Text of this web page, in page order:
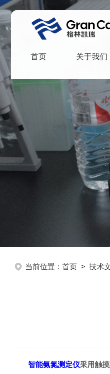
首页 关于我们
当前位置： 首页> 技术
智能氨氮测定仪采用触